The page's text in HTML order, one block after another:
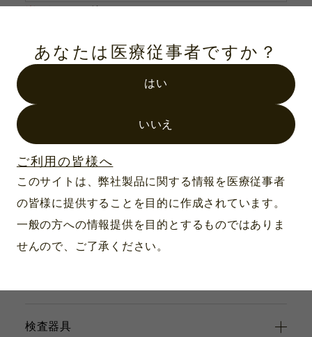
あなたは医療従事者ですか？
はい
いいえ
ご利用の皆様へ
このサイトは、弊社製品に関する情報を医療従事者
の皆様に提供することを目的に作成されています。
一般の方への情報提供を目的とするものではありま
せんので、ご了承ください。
※ メールアドレス
下記よりご希望のカタログの部数を選択してくだ
さい。
器具：総合カタログ
検査器具